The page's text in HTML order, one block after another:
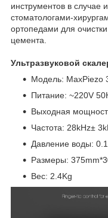
инструментов в случае
стоматологами-
ортопедами для
цемента.
Ультразвуковой
Модель: MaxPiezo
Питание: ~220V
Выходная
Частота: 28kHz±
Давление воды:
Размеры:
Вес: 2.4Kg